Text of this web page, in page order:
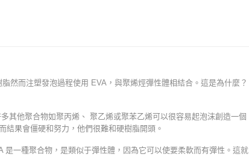
然而注塑發泡過程使用 EVA，與聚烯烴彈性體相結合。這是為什麼？
其他聚合物如聚丙烯、 聚乙烯或聚苯乙烯可以很容易起泡沫創造一個
結果會僵硬和努力，他們很難和硬樹脂開頭。
是一種聚合物，是類似于彈性體，因為它可以使要柔軟而有彈性。這就